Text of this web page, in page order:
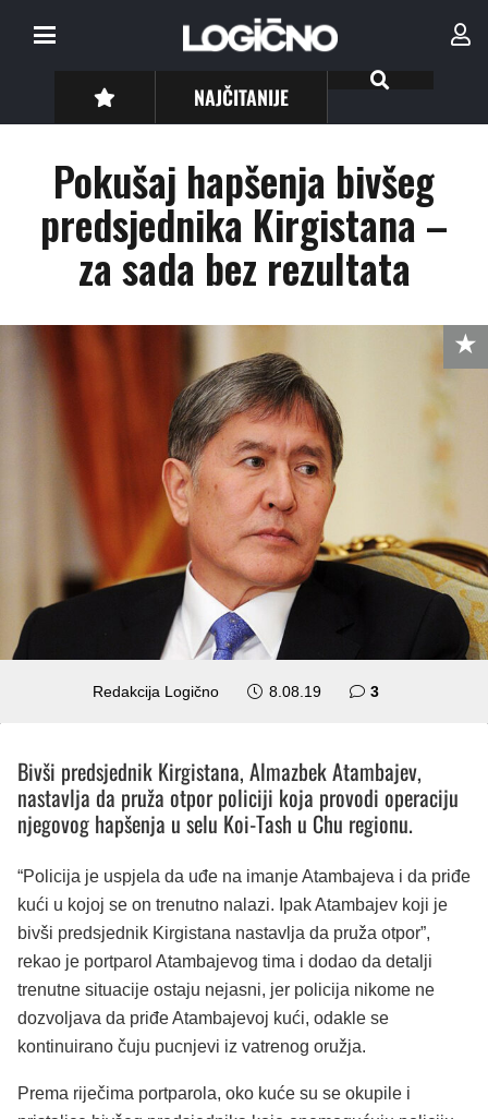
NAJČITANIJE
Pokušaj hapšenja bivšeg
predsjednika Kirgistana –
za sada bez rezultata
Redakcija Logično 8.08.19 3komentara
Bivši predsjednik Kirgistana, Almazbek Atambajev,
nastavlja da pruža otpor policiji koja provodi operaciju
njegovog hapšenja u selu Koi-Tash u Chu regionu.
“Policija je uspjela da uđe na imanje Atambajeva i da priđe
kući u kojoj se on trenutno nalazi. Ipak Atambajev koji je
bivši predsjednik Kirgistana nastavlja da pruža otpor”,
rekao je portparol Atambajevog tima i dodao da detalji
trenutne situacije ostaju nejasni, jer policija nikome ne
dozvoljava da priđe Atambajevoj kući, odakle se
kontinuirano čuju pucnjevi iz vatrenog oružja.
Prema riječima portparola, oko kuće su se okupile i